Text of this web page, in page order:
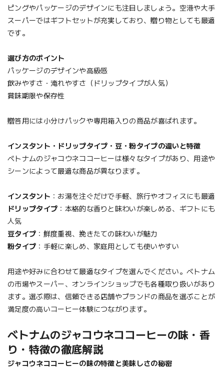
ピングやパッケージのデザインにも注目しましょう。空港や大手
スーパーではギフトセットが充実しており、贈り物としても最適
です。
選び方のポイント
パッケージのデザインや高級感
飲みやすさ・淹れやすさ（ドリップタイプが人気）
賞味期限や保存性
贈答用には小分けパックや専用箱入りの商品が喜ばれます。
インスタント・ドリップタイプ・豆・粉タイプの違いと特徴
ベトナムのジャコウネココーヒーは様々なタイプがあり、用途や
シーンによって最適な商品が異なります。
インスタント ：お湯を注ぐだけで手軽、旅行やオフィスにも最適
ドリップタイプ ：本格的な香りと味わいが楽しめる、ギフトにも
人気
豆タイプ ：鮮度重視、挽きたての味わいが魅力
粉タイプ ：手軽に楽しめ、家庭用としても使いやすい
用途や好みに合わせて最適なタイプを選んでください。ベトナム
の市場やスーパー、オンラインショップでも各種取り扱いがあり
ます。選ぶ際は、信頼できる店舗やブランドの商品を選ぶことが
満足度の高いコーヒー体験につながります。
ベトナムのジャコウネココーヒーの味・香
り・特徴の徹底解説
ジャコウネココーヒーの味の特徴と美味しさの秘密